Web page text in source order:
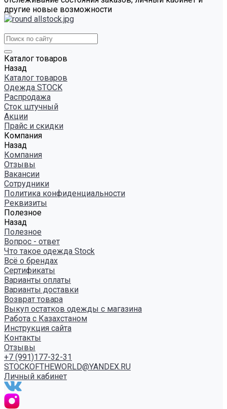
другие новые возможности
Каталог товаров
Назад
Каталог товаров
Одежда STOCK
Распродажа
Сток штучный
Акции
Прайс и скидки
Компания
Назад
Компания
Отзывы
Вакансии
Сотрудники
Политика конфиденциальности
Реквизиты
Полезное
Назад
Полезное
Вопрос - ответ
Что такое одежда Stock
Всё о брендах
Сертификаты
Варианты оплаты
Варианты доставки
Возврат товара
Выкуп остатков одежды с магазина
Работа с Казахстаном
Инструкция сайта
Контакты
Отзывы
+7 (991)177-32-31
STOCKOFTHEWORLD@YANDEX.RU
Личный кабинет